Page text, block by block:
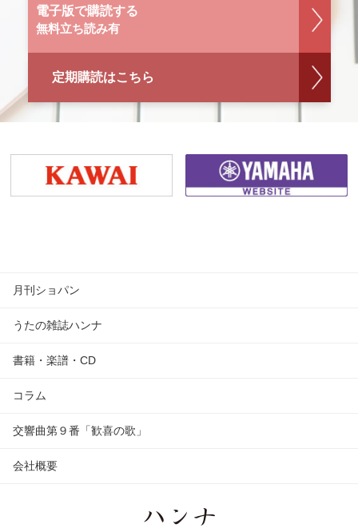
電子版で購読する
無料立ち読み有
定期購読はこちら
月刊ショパン
うたの雑誌ハンナ
書籍・楽譜・CD
コラム
交響曲第９番「歓喜の歌」
会社概要